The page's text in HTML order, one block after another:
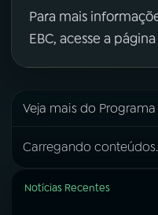
Para mais
EBC, acesse a
Veja mais do Programa
Carregando
Notícias Recentes